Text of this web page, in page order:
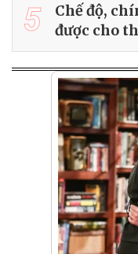
5
Chế độ,
được cho